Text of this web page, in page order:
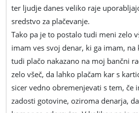
ter ljudje danes veliko raje
sredstvo za plačevanje.
Tako pa je to postalo tudi meni zelo
imam ves svoj denar, ki ga imam,
tudi plačo nakazano na moj bančni
zelo všeč, da lahko plačam kar s
sicer vedno obremenjevati s tem, če
zadosti gotovine, oziroma denarja,